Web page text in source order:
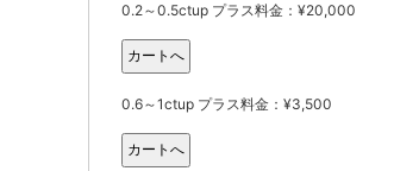
0.2～0.5ctup プラス料金：¥20,000
0.6～1ctup プラス料金：¥3,500